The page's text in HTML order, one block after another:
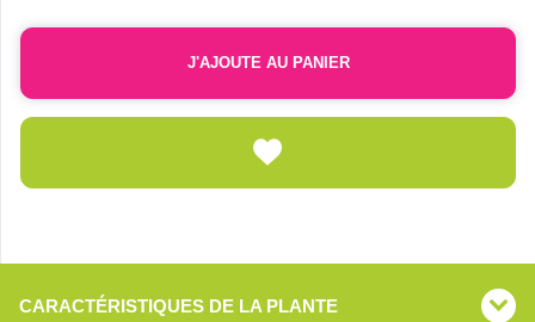
J'AJOUTE AU PANIER
CARACTÉRISTIQUES DE LA PLANTE